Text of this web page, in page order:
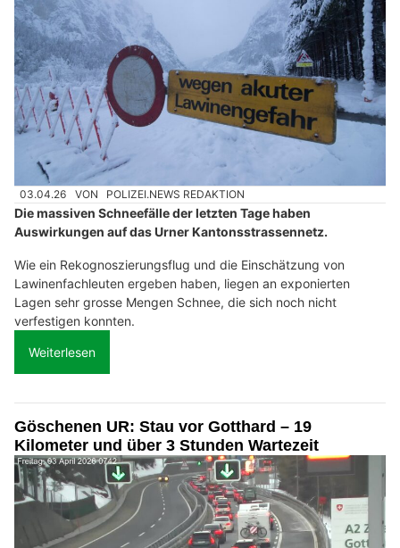
03.04.26 VON POLIZEI.NEWS REDAKTION
Die massiven Schneefälle der letzten Tage haben
Auswirkungen auf das Urner Kantonsstrassennetz.
Wie ein Rekognoszierungsflug und die Einschätzung von
Lawinenfachleuten ergeben haben, liegen an exponierten
Lagen sehr grosse Mengen Schnee, die sich noch nicht
verfestigen konnten.
Weiterlesen
Göschenen UR: Stau vor Gotthard – 19
Kilometer und über 3 Stunden Wartezeit